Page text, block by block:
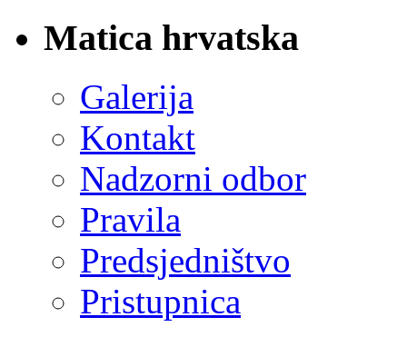
Matica hrvatska
Galerija
Kontakt
Nadzorni odbor
Pravila
Predsjedništvo
Pristupnica